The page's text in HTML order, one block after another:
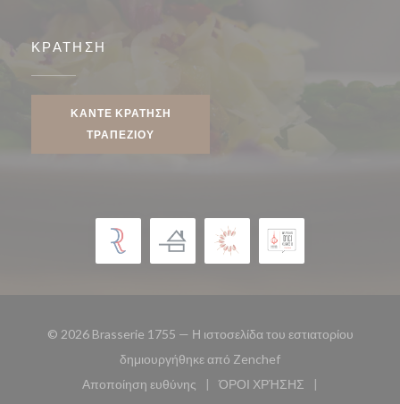
ΚΡΆΤΗΣΗ
ΚΆΝΤΕ ΚΡΆΤΗΣΗ
ΤΡΑΠΕΖΙΟΎ
© 2026 Brasserie 1755 — Η ιστοσελίδα του εστιατορίου
δημιουργήθηκε από Zenchef((ανοίγει σε νέο
Αποποίηση ευθύνης
((ανοίγει σε νέο παράθυρο))
ΌΡΟΙ ΧΡΉΣΗΣ
((ανοίγει σε νέο